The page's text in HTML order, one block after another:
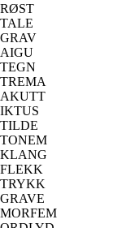
RØST
TALE
GRAV
AIGU
TEGN
TREMA
AKUTT
IKTUS
TILDE
TONEM
KLANG
FLEKK
TRYKK
GRAVE
MORFEM